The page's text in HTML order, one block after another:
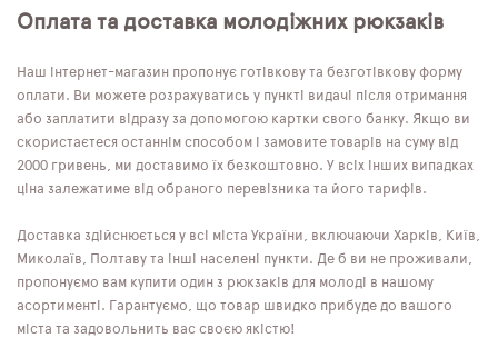
Оплата та доставка молодіжних рюкзаків
Наш інтернет-магазин пропонує готівкову та безготівкову форму
оплати. Ви можете розрахуватись у пункті видачі після отримання
або заплатити відразу за допомогою картки свого банку. Якщо ви
скористаєтеся останнім способом і замовите товарів на суму від
2000 гривень, ми доставимо їх безкоштовно. У всіх інших випадках
ціна залежатиме від обраного перевізника та його тарифів.
Доставка здійснюється у всі міста України, включаючи Харків, Київ,
Миколаїв, Полтаву та інші населені пункти. Де б ви не проживали,
пропонуємо вам купити один з рюкзаків для молоді в нашому
асортименті. Гарантуємо, що товар швидко прибуде до вашого
міста та задовольнить вас своєю якістю!